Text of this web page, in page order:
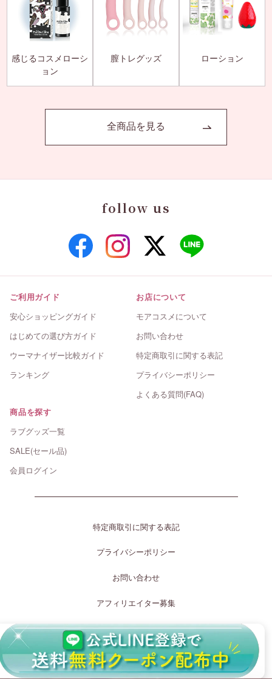
感じるコスメローシ
ョン
膣トレグッズ ローション
全商品を見る
follow us
ご利用ガイド
安心ショッピングガイド
はじめての選び方ガイド
ウーマナイザー比較ガイド
ランキング
お店について
モアコスメについて
お問い合わせ
特定商取引に関する表記
プライバシーポリシー
よくある質問(FAQ)
商品を探す
ラブグッズ一覧
SALE(セール品)
会員ログイン
特定商取引に関する表記
プライバシーポリシー
お問い合わせ
アフィリエイター募集
［運営許可証］
無店舗風俗特殊営業届出済 - 受理番号 第52号の1